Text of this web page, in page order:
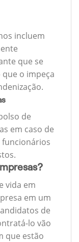
incluem
que se
o impeça
de
em caso de
vida em
em um
de
lo vão
que estão